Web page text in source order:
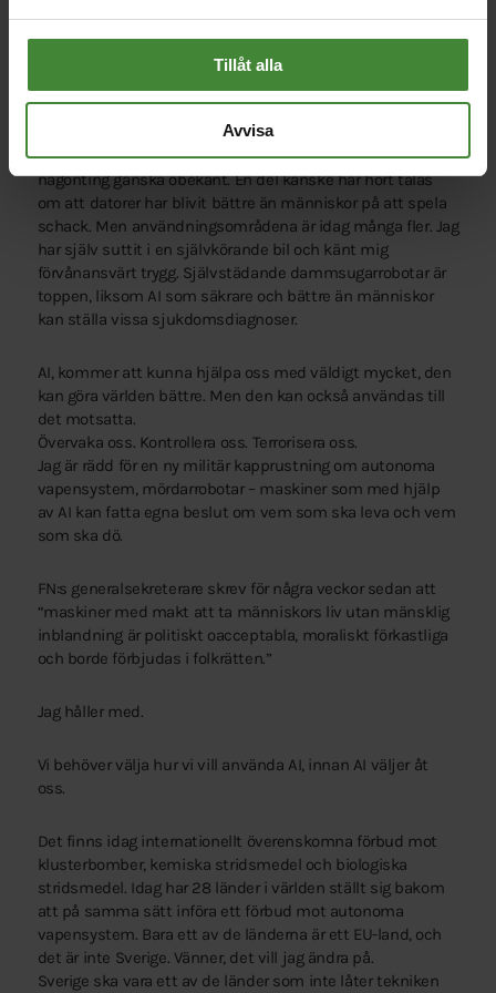
Tillåt alla
Avvisa
Vi lever i en avgörande tid, på så många sätt.
jorden är någonsin, mer datakapacitet än någonsin.
AI, eller Artificiell Intelligens, är för de flesta av oss
någonting ganska obekant. En del kanske har hört talas
om att datorer har blivit bättre än människor på att spela
schack. Men användningsområdena är idag många fler. Jag
har själv suttit i en självkörande bil och känt mig
förvånansvärt trygg. Självstädande dammsugarrobotar är
toppen, liksom AI som säkrare och bättre än människor
kan ställa vissa sjukdomsdiagnoser.
AI, kommer att kunna hjälpa oss med väldigt mycket, den
kan göra världen bättre. Men den kan också användas till
det motsatta.
Övervaka oss. Kontrollera oss. Terrorisera oss.
Jag är rädd för en ny militär kapprustning om autonoma
vapensystem, mördarrobotar – maskiner som med hjälp
av AI kan fatta egna beslut om vem som ska leva och vem
som ska dö.
FN:s generalsekreterare skrev för några veckor sedan att
“maskiner med makt att ta människors liv utan mänsklig
inblandning är politiskt oacceptabla, moraliskt förkastliga
och borde förbjudas i folkrätten.”
Jag håller med.
Vi behöver välja hur vi vill använda AI, innan AI väljer åt
oss.
Det finns idag internationellt överenskomna förbud mot
klusterbomber, kemiska stridsmedel och biologiska
stridsmedel. Idag har 28 länder i världen ställt sig bakom
att på samma sätt införa ett förbud mot autonoma
vapensystem. Bara ett av de länderna är ett EU-land, och
det är inte Sverige. Vänner, det vill jag ändra på.
Sverige ska vara ett av de länder som inte låter tekniken